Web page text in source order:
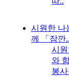
시원한 나
께 「잠깐..
시
와
봉